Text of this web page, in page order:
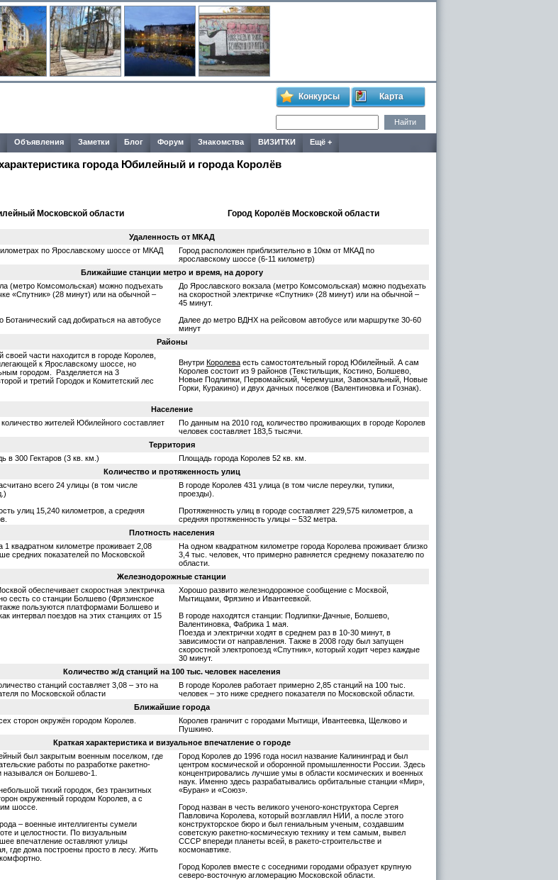
Конкурсы Карта
Объявления Заметки Блог Форум Знакомства ВИЗИТКИ Ещё +
города Юбилейный и города Королёв
Московской области Город Королёв Московской области
Удаленность от МКАД
по Ярославскому шоссе от МКАД
Город расположен приблизительно в 10км от МКАД по
ярославскому шоссе (6-11 километр)
Ближайшие станции метро и время, на дорогу
(метро Комсомольская) можно подъехать
«Спутник» (28 минут) или на обычной –
Ботанический сад добираться на автобусе
До Ярославского вокзала (метро Комсомольская) можно подъехать
на скоростной электричке «Спутник» (28 минут) или на обычной –
45 минут.
Далее до метро ВДНХ на рейсовом автобусе или маршрутке 30-60
минут
Районы
своей части находится в городе Королев,
к Ярославскому шоссе, но
городом. Разделяется на 3
и третий Городок и Комитетский лес
Внутри Королева есть самостоятельный город Юбилейный. А сам
Королев состоит из 9 районов (Текстильщик, Костино, Болшево,
Новые Подлипки, Первомайский, Черемушки, Завокзальный, Новые
Горки, Куракино) и двух дачных поселков (Валентиновка и Гознак).
Население
жителей Юбилейного составляет
По данным на 2010 год, количество проживающих в городе Королев
человек составляет 183,5 тысячи.
Территория
в 300 Гектаров (3 кв. км.)
Площадь города Королев 52 кв. км.
Количество и протяженность улиц
всего 24 улицы (в том числе
улиц 15,240 километров, а средняя
В городе Королев 431 улица (в том числе переулки, тупики,
проезды).
Протяженность улиц в городе составляет 229,575 километров, а
средняя протяженность улицы – 532 метра.
Плотность населения
квадратном километре проживает 2,08
средних показателей по Московской
На одном квадратном километре города Королева проживает близко
3,4 тыс. человек, что примерно равняется среднему показателю по
области.
Железнодорожные станции
обеспечивает скоростная электричка
сесть со станции Болшево (Фрязинское
пользуются платформами Болшево и
интервал поездов на этих станциях от 15
Хорошо развито железнодорожное сообщение с Москвой,
Мытищами, Фрязино и Ивантеевкой.
В городе находятся станции: Подлипки-Дачные, Болшево,
Валентиновка, Фабрика 1 мая.
Поезда и электрички ходят в среднем раз в 10-30 минут, в
зависимости от направления. Также в 2008 году был запущен
скоростной электропоезд «Спутник», который ходит через каждые
30 минут.
Количество ж/д станций на 100 тыс. человек населения
станций составляет 3,08 – это на
по Московской области
В городе Королев работает примерно 2,85 станций на 100 тыс.
человек – это ниже среднего показателя по Московской области.
Ближайшие города
сторон окружён городом Королев.
Королев граничит с городами Мытищи, Ивантеевка, Щелково и
Пушкино.
Краткая характеристика и визуальное впечатление о городе
был закрытым военным поселком, где
работы по разработке ракетно-
назывался он Болшево-1.
тихий городок, без транзитных
окруженный городом Королев, а с
шоссе.
– военные интеллигенты сумели
и целостности. По визуальным
впечатление оставляют улицы
где дома построены просто в лесу. Жить
Город Королев до 1996 года носил название Калининград и был
центром космической и оборонной промышленности России. Здесь
концентрировались лучшие умы в области космических и военных
наук. Именно здесь разрабатывались орбитальные станции «Мир»,
«Буран» и «Союз».
Город назван в честь великого ученого-конструктора Сергея
Павловича Королева, который возглавлял НИИ, а после этого
конструкторское бюро и был гениальным ученым, создавшим
советскую ракетно-космическую технику и тем самым, вывел
СССР впереди планеты всей, в ракето-строительстве и
космонавтике.
Город Королев вместе с соседними городами образует крупную
северо-восточную агломерацию Московской области.